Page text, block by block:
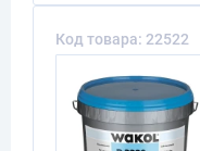
Код товара: 22522